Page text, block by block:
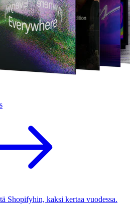
Shopifyhin, kaksi kertaa vuodessa.